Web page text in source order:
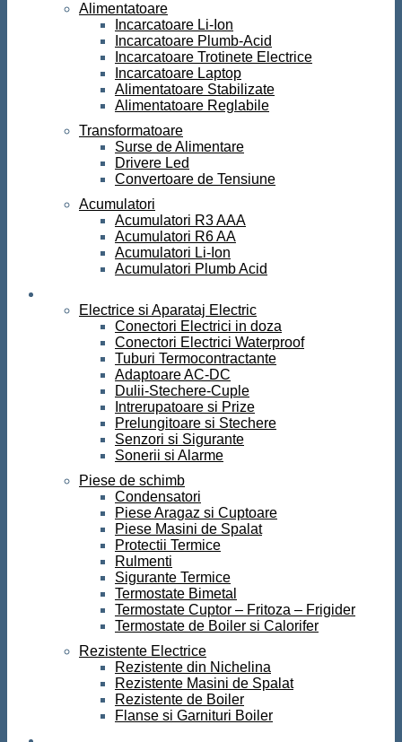
Alimentatoare
Incarcatoare Li-Ion
Incarcatoare Plumb-Acid
Incarcatoare Trotinete Electrice
Incarcatoare Laptop
Alimentatoare Stabilizate
Alimentatoare Reglabile
Transformatoare
Surse de Alimentare
Drivere Led
Convertoare de Tensiune
Acumulatori
Acumulatori R3 AAA
Acumulatori R6 AA
Acumulatori Li-Ion
Acumulatori Plumb Acid
Electrice si Aparataj Electric
Conectori Electrici in doza
Conectori Electrici Waterproof
Tuburi Termocontractante
Adaptoare AC-DC
Dulii-Stechere-Cuple
Intrerupatoare si Prize
Prelungitoare si Stechere
Senzori si Sigurante
Sonerii si Alarme
Piese de schimb
Condensatori
Piese Aragaz si Cuptoare
Piese Masini de Spalat
Protectii Termice
Rulmenti
Sigurante Termice
Termostate Bimetal
Termostate Cuptor – Fritoza – Frigider
Termostate de Boiler si Calorifer
Rezistente Electrice
Rezistente din Nichelina
Rezistente Masini de Spalat
Rezistente de Boiler
Flanse si Garnituri Boiler